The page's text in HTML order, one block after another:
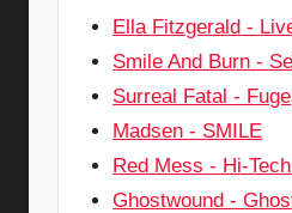
Ella Fitzgerald -
Smile And Burn -
Surreal Fatal - Fuge
Madsen - SMILE
Red Mess - Hi-
Ghostwound -